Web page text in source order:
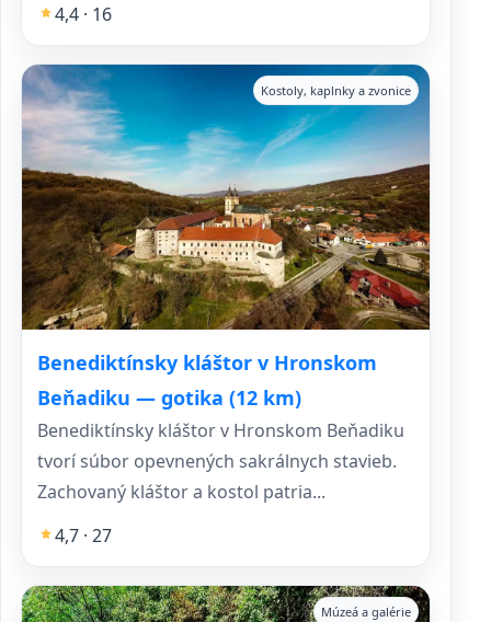
4,4 · 16
Benediktínsky kláštor v Hronskom
Beňadiku — gotika (12 km)
Kostoly, kaplnky a zvonice
Benediktínsky kláštor v Hronskom Beňadiku
tvorí súbor opevnených sakrálnych stavieb.
Zachovaný kláštor a kostol patria...
4,7 · 27
Múzeá a galérie